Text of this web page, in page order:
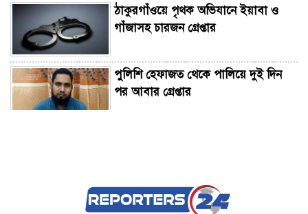
ঠাকুরগাঁওয়ে পৃথক অভিযানে ইয়াবা ও
গাঁজাসহ চারজন গ্রেপ্তার
পুলিশি হেফাজত থেকে পালিয়ে দুই দিন
পর আবার গ্রেপ্তার
ময়মনসিংহ উন্নয়ন কর্তৃপক্ষের সঙ্গে প্রতিমন্ত্রী